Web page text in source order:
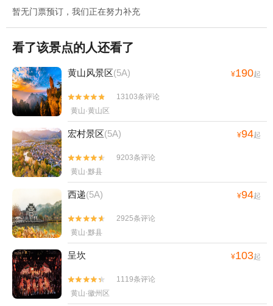
暂无门票预订，我们正在努力补充
看了该景点的人还看了
黄山风景区(5A) ¥190起


13103条评论
黄山·黄山区
宏村景区(5A) ¥94起


9203条评论
黄山·黟县
西递(5A) ¥94起


2925条评论
黄山·黟县
呈坎 ¥103起


1119条评论
黄山·徽州区